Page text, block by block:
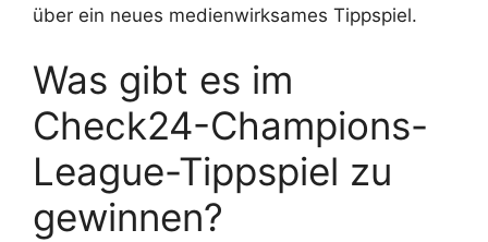
über ein neues medienwirksames Tippspiel.
Was gibt es im
Check24-Champions-
League-Tippspiel zu
gewinnen?